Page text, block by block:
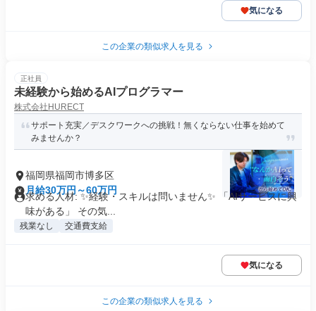
気になる
この企業の類似求人を見る
正社員
未経験から始めるAIプログラマー
株式会社HURECT
サポート充実／デスクワークへの挑戦！無くならない仕事を始めて
みませんか？
福岡県福岡市博多区
月給30万円～60万円
求める人材: ✨経験・スキルは問いません✨ 「AIサービスに興
味がある」 その気...
残業なし 交通費支給
気になる
この企業の類似求人を見る